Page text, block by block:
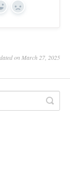
Yes No
on March 27, 2025